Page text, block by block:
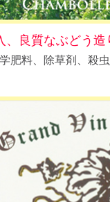
良質なぶどう造
肥料、除草剤、殺